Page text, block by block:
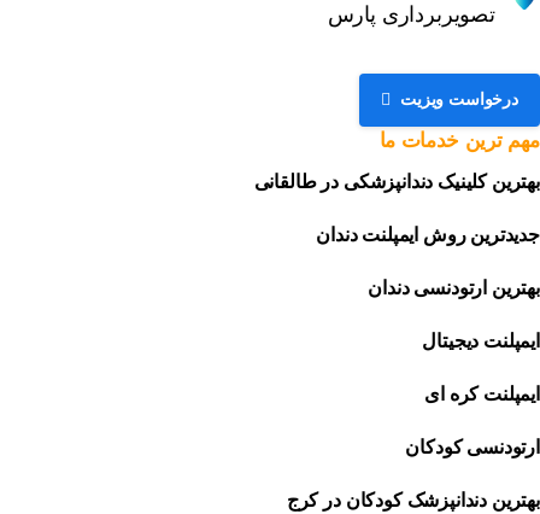
تصویربرداری پارس
درخواست ویزیت
مهم ترین خدمات ما
بهترین کلینیک دندانپزشکی در طالقانی
جدیدترین روش ایمپلنت دندان
بهترین ارتودنسی دندان
ایمپلنت دیجیتال
ایمپلنت کره ای
ارتودنسی کودکان
بهترین دندانپزشک کودکان در کرج